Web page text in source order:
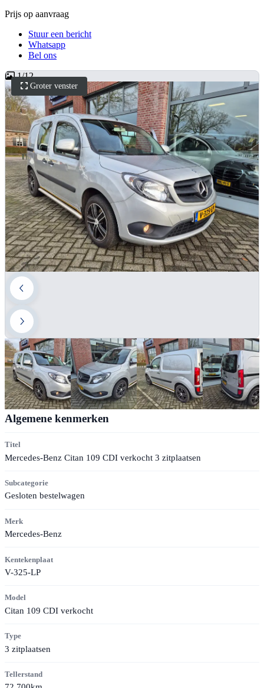
Prijs op aanvraag
Stuur een bericht
Whatsapp
Bel ons
Groter venster
1/12
Algemene kenmerken
Titel
Mercedes-Benz Citan 109 CDI verkocht 3 zitplaatsen
Subcategorie
Gesloten bestelwagen
Merk
Mercedes-Benz
Kentekenplaat
V-325-LP
Model
Citan 109 CDI verkocht
Type
3 zitplaatsen
Tellerstand